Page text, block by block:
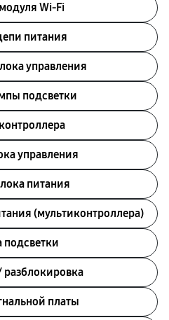
Wi-Fi
питания
управления
подсветки
управления
питания
(мультиконтроллера)
подсветки
платы